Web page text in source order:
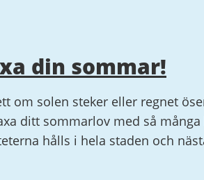
din sommar!
om solen steker eller regnet
ditt sommarlov med så
hålls i hela staden och